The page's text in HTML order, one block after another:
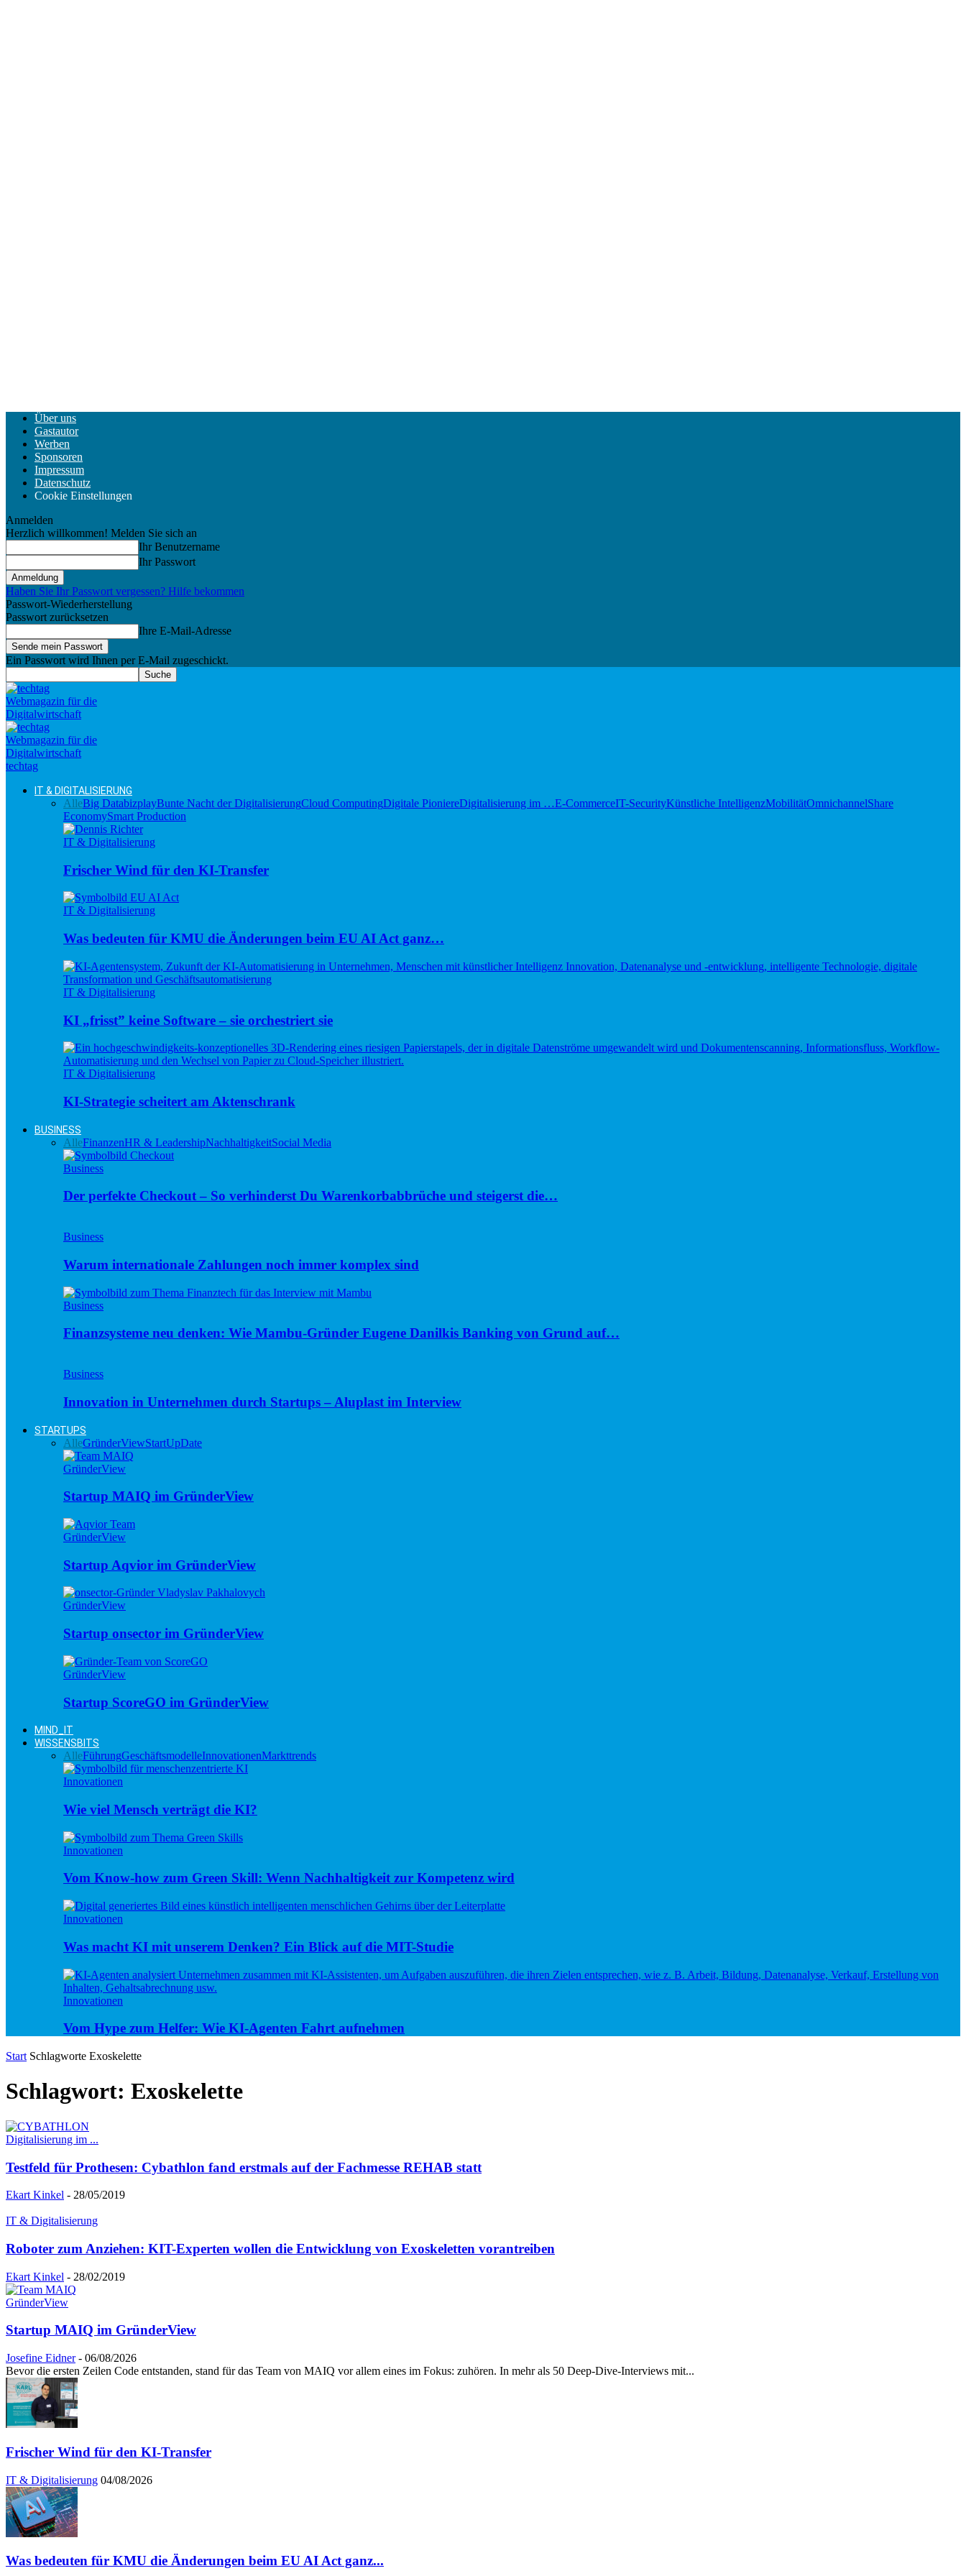
Über uns
Gastautor
Werben
Sponsoren
Impressum
Datenschutz
Cookie Einstellungen
Anmelden
Herzlich willkommen! Melden Sie sich an
Ihr Benutzername
Ihr Passwort
Haben Sie Ihr Passwort vergessen? Hilfe bekommen
Passwort-Wiederherstellung
Passwort zurücksetzen
Ihre E-Mail-Adresse
Ein Passwort wird Ihnen per E-Mail zugeschickt.
techtag
IT & DIGITALISIERUNG
AlleBig DatabizplayBunte Nacht der DigitalisierungCloud ComputingDigitale PioniereDigitalisierung im …E-CommerceIT-SecurityKünstliche IntelligenzMobilitätOmnichannelShare
EconomySmart Production
IT & Digitalisierung
Frischer Wind für den KI-Transfer
IT & Digitalisierung
Was bedeuten für KMU die Änderungen beim EU AI Act ganz…
IT & Digitalisierung
KI „frisst” keine Software – sie orchestriert sie
IT & Digitalisierung
KI-Strategie scheitert am Aktenschrank
BUSINESS
AlleFinanzenHR & LeadershipNachhaltigkeitSocial Media
Business
Der perfekte Checkout – So verhinderst Du Warenkorbabbrüche und steigerst die…
Business
Warum internationale Zahlungen noch immer komplex sind
Business
Finanzsysteme neu denken: Wie Mambu-Gründer Eugene Danilkis Banking von Grund auf…
Business
Innovation in Unternehmen durch Startups – Aluplast im Interview
STARTUPS
AlleGründerViewStartUpDate
GründerView
Startup MAIQ im GründerView
GründerView
Startup Aqvior im GründerView
GründerView
Startup onsector im GründerView
GründerView
Startup ScoreGO im GründerView
MIND_IT
WISSENSBITS
AlleFührungGeschäftsmodelleInnovationenMarkttrends
Innovationen
Wie viel Mensch verträgt die KI?
Innovationen
Vom Know-how zum Green Skill: Wenn Nachhaltigkeit zur Kompetenz wird
Innovationen
Was macht KI mit unserem Denken? Ein Blick auf die MIT-Studie
Innovationen
Vom Hype zum Helfer: Wie KI-Agenten Fahrt aufnehmen
Start Schlagworte Exoskelette
Schlagwort: Exoskelette
Digitalisierung im ...
Testfeld für Prothesen: Cybathlon fand erstmals auf der Fachmesse REHAB statt
Ekart Kinkel - 28/05/2019
IT & Digitalisierung
Roboter zum Anziehen: KIT-Experten wollen die Entwicklung von Exoskeletten vorantreiben
Ekart Kinkel - 28/02/2019
GründerView
Startup MAIQ im GründerView
Josefine Eidner - 06/08/2026
Bevor die ersten Zeilen Code entstanden, stand für das Team von MAIQ vor allem eines im Fokus: zuhören. In mehr als 50 Deep-Dive-Interviews mit...
Frischer Wind für den KI-Transfer
IT & Digitalisierung 04/08/2026
Was bedeuten für KMU die Änderungen beim EU AI Act ganz...